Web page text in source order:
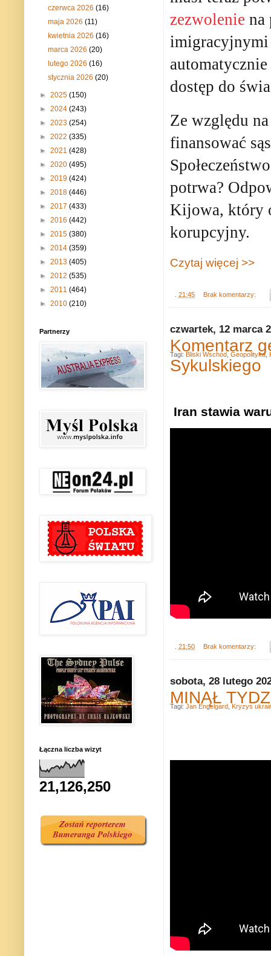
zezwolenie na
imigracyjnymi
dostęp do
Ze względu
finansować
potrwa?
Kijowa, który
korupcyjny.
Czytaj więcej >>
21:45 Brak komentarzy:
czwartek, 12 marca
Komentarz
Sykulskiego
Iran stawia
21:50 Brak komentarzy:
Tagi: Bliski Wschód Geopolityka,
sobota, 28 lutego
MINĄŁ
Tagi: Jan Engelgard Kryzys
czerwca 2026(16)
maja 2026(11)
kwietnia 2026(16)
marca 2026(20)
lutego 2026(16)
stycznia 2026(20)
► 2025 (150)
► 2024 (243)
► 2023 (254)
► 2022 (335)
► 2021 (428)
► 2020 (495)
► 2019 (424)
► 2018 (446)
► 2017 (433)
► 2016 (442)
► 2015 (380)
► 2014 (359)
► 2013 (405)
► 2012 (535)
► 2011 (464)
► 2010 (210)
Partnerzy
Łączna liczba wizyt
21,126,250